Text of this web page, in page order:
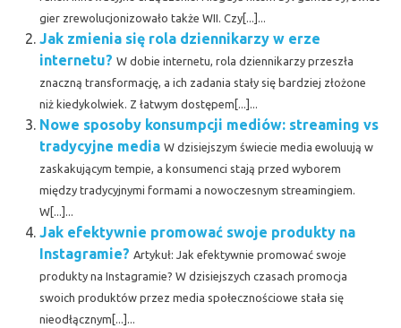
gier zrewolucjonizowało także WII. Czy[...]...
Jak zmienia się rola dziennikarzy w erze
internetu? W dobie internetu, rola dziennikarzy przeszła
znaczną transformację, a ich zadania stały się bardziej złożone
niż kiedykolwiek. Z łatwym dostępem[...]...
Nowe sposoby konsumpcji mediów: streaming vs
tradycyjne media W dzisiejszym świecie media ewoluują w
zaskakującym tempie, a konsumenci stają przed wyborem
między tradycyjnymi formami a nowoczesnym streamingiem.
W[...]...
Jak efektywnie promować swoje produkty na
Instagramie? Artykuł: Jak efektywnie promować swoje
produkty na Instagramie? W dzisiejszych czasach promocja
swoich produktów przez media społecznościowe stała się
nieodłącznym[...]...